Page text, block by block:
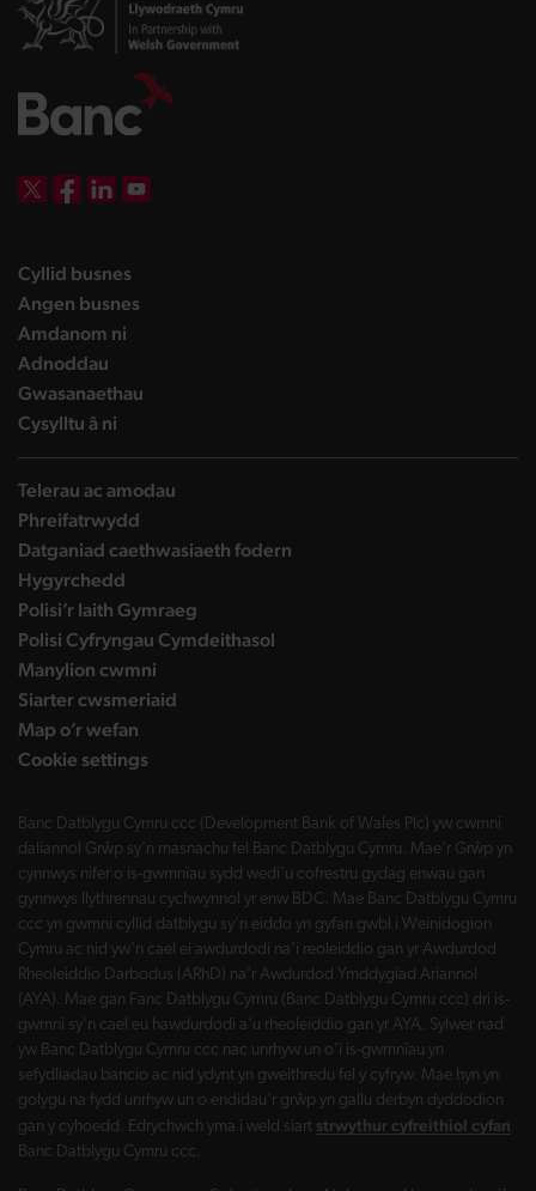
Cyllid busneslanding page
Angen busneslanding page
Amdanom ni
Adnoddau
Gwasanaethau
Cysylltu â ni
Telerau ac amodau
Phreifatrwydd
Datganiad caethwasiaeth fodern
Hygyrchedd
Polisi’r Iaith Gymraeg
Polisi Cyfryngau Cymdeithasol
Manylion cwmni
Siarter cwsmeriaid
Map o’r wefan
Cookie settings
Banc Datblygu Cymru ccc (Development Bank of Wales Plc) yw cwmni
daliannol Grŵp sy'n masnachu fel Banc Datblygu Cymru. Mae'r Grŵp yn
cynnwys nifer o is-gwmnïau sydd wedi'u cofrestru gydag enwau gan
gynnwys llythrennau cychwynnol yr enw BDC. Mae Banc Datblygu Cymru
ccc yn gwmni cyllid datblygu sy'n eiddo yn gyfan gwbl i Weinidogion
Cymru ac nid yw'n cael ei awdurdodi na'i reoleiddio gan yr Awdurdod
Rheoleiddio Darbodus (ARhD) na'r Awdurdod Ymddygiad Ariannol
(AYA). Mae gan Fanc Datblygu Cymru (Banc Datblygu Cymru ccc) dri is-
gwmni sy'n cael eu hawdurdodi a'u rheoleiddio gan yr AYA. Sylwer nad
yw Banc Datblygu Cymru ccc nac unrhyw un o'i is-gwmnïau yn
sefydliadau bancio ac nid ydynt yn gweithredu fel y cyfryw. Mae hyn yn
golygu na fydd unrhyw un o endidau'r grŵp yn gallu derbyn dyddodion
gan y cyhoedd. Edrychwch yma i weld siart strwythur cyfreithiol cyfan
Banc Datblygu Cymru ccc.